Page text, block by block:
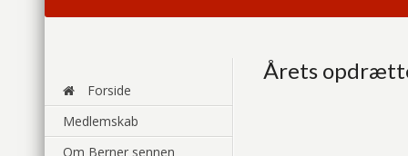
Forside
Medlemskab
Om Berner sennen
Årets